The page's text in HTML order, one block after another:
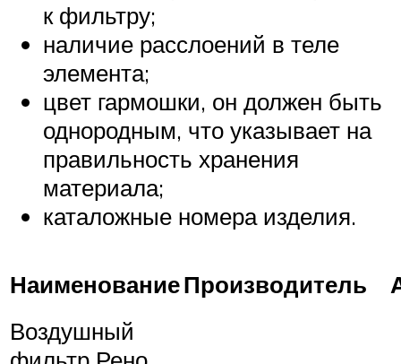
к фильтру;
наличие расслоений в теле
элемента;
цвет гармошки, он должен быть
однородным, что указывает на
правильность хранения
материала;
каталожные номера изделия.
НаименованиеПроизводитель
Воздушный